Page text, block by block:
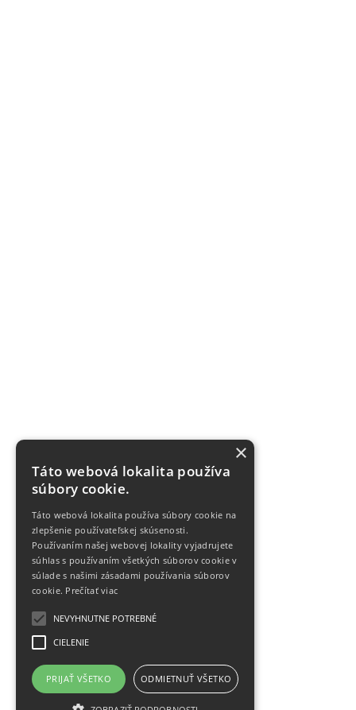
×
Táto webová lokalita používa
súbory cookie.
Táto webová lokalita používa súbory cookie na
zlepšenie používateľskej skúsenosti.
Používaním našej webovej lokality vyjadrujete
súhlas s používaním všetkých súborov cookie v
súlade s našimi zásadami používania súborov
cookie. Prečítať viac
NEVYHNUTNE POTREBNÉ
CIELENIE
PRIJAŤ VŠETKO ODMIETNUŤ VŠETKO